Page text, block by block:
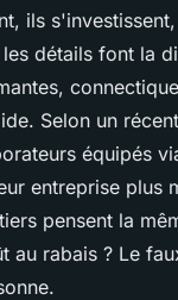
ils
détails font la
Selon un
équipés
entreprise plus
pensent la
au rabais ? Le